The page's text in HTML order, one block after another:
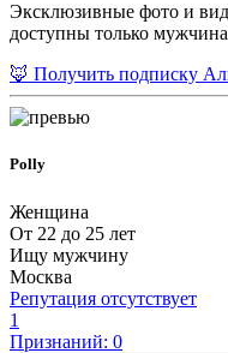
Эксклюзивные фото и
доступны только
🦊 Получить подписку
Polly
Женщина
От 22 до 25 лет
Ищу мужчину
Москва
Репутация отсутствует
1
Признаний: 0